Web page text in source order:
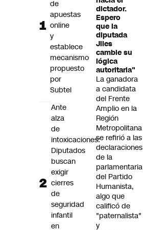
CNN tiempo
Futuro 360
dictador.
Espero
que la
diputada
Jiles
cambie su
lógica
autoritaria"
La ganadora
a candidata
del Frente
Amplio en la
Región
Metropolitana
se refirió a las
declaraciones
de la
parlamentaria
del Partido
Humanista,
algo que
calificó de
"paternalista"
y
de
apuestas
online
y
establece
mecanismo
propuesto
por
Subtel
Ante
alza
de
intoxicaciones:
Diputados
buscan
exigir
cierres
de
seguridad
infantil
en